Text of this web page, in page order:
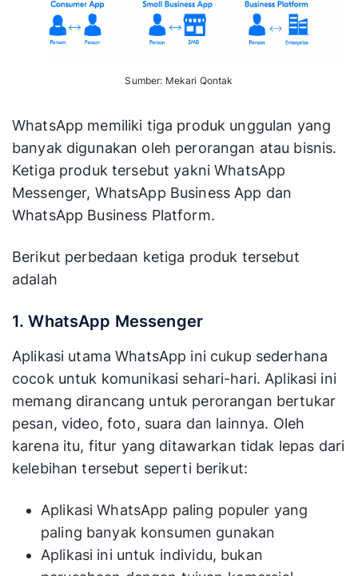
Sumber: Mekari Qontak
WhatsApp memiliki tiga produk unggulan yang
banyak digunakan oleh perorangan atau bisnis.
Ketiga produk tersebut yakni WhatsApp
Messenger, WhatsApp Business App dan
WhatsApp Business Platform.
Berikut perbedaan ketiga produk tersebut
adalah
1. WhatsApp Messenger
Aplikasi utama WhatsApp ini cukup sederhana
cocok untuk komunikasi sehari-hari. Aplikasi ini
memang dirancang untuk perorangan bertukar
pesan, video, foto, suara dan lainnya. Oleh
karena itu, fitur yang ditawarkan tidak lepas dari
kelebihan tersebut seperti berikut:
Aplikasi WhatsApp paling populer yang
paling banyak konsumen gunakan
Aplikasi ini untuk individu, bukan